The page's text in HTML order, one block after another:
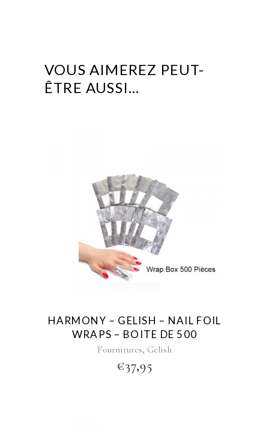
VOUS AIMEREZ PEUT-
ÊTRE AUSSI…
HARMONY – GELISH – NAIL FOIL
WRAPS – BOITE DE 500
Fournitures, Gelish
€37,95